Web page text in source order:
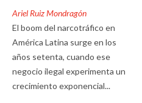
Ariel Ruiz Mondragón
El boom del narcotráfico en
América Latina surge en los
años setenta, cuando ese
negocio ilegal experimenta un
crecimiento exponencial...